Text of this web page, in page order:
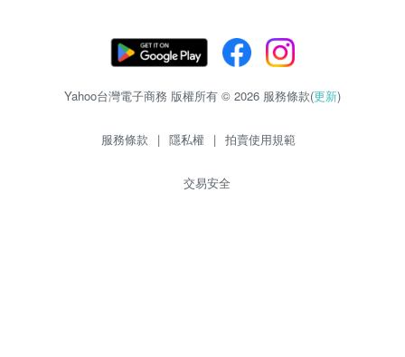
Yahoo台灣電子商務 版權所有 © 2026 服務條款(更新)
服務條款 | 隱私權 | 拍賣使用規範
交易安全